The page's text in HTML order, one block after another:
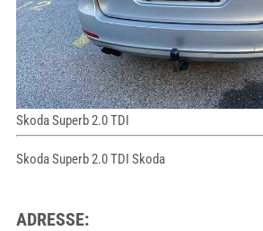
Skoda Superb 2.0 TDI
Skoda Superb 2.0 TDI Skoda
ADRESSE: